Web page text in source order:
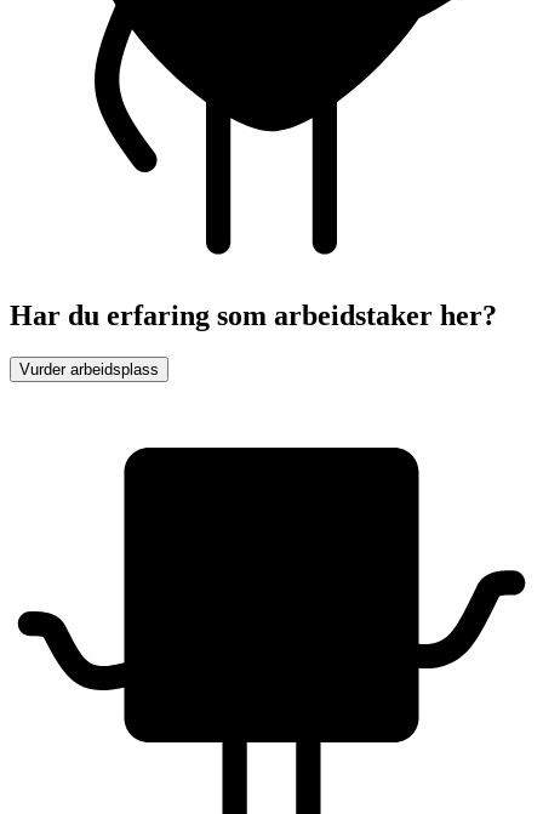
Har du erfaring som arbeidstaker her?
Vurder arbeidsplass